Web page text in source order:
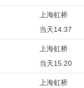
上海虹桥
当天14:37
上海虹桥
当天15:20
上海虹桥